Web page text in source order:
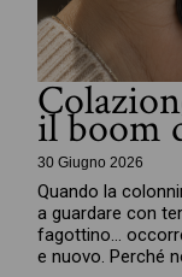
il boom
30 Giugno 2026
Quando la
a guardare con
fagottino…
e nuovo. Perché